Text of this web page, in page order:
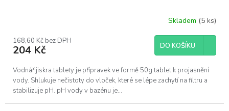
Skladem (5 ks)
168,60 Kč bez DPH
204 Kč DO KOŠÍKU
Vodnář jiskra tablety je přípravek ve formě 50g tablet k projasnění
vody. Shlukuje nečistoty do vloček, které se lépe zachytí na filtru a
stabilizuje pH. pH vody v bazénu je...